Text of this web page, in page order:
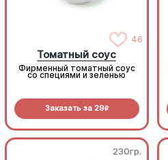
46
Томатный соус
Фирменный томатный соус
со специями и зеленью
Заказать за 29R
230гр.